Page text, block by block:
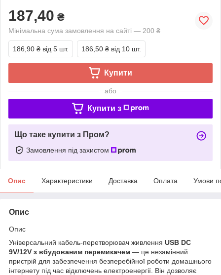
187,40 ₴
Мінімальна сума замовлення на сайті — 200 ₴
186,90 ₴ від 5 шт. 186,50 ₴ від 10 шт.
Купити
або
Купити з
Що таке купити з Пром?
Замовлення під захистом
Опис Характеристики Доставка Оплата Умови
Опис
Опис
Універсальний кабель-перетворювач живлення USB DC
9V/12V з вбудованим перемикачем — це незамінний
пристрій для забезпечення безперебійної роботи домашнього
інтернету під час відключень електроенергії. Він дозволяє